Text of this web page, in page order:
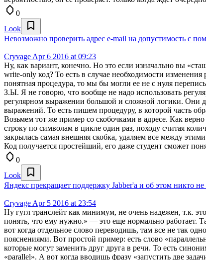
0
Look
Невозможно проверить адрес e-mail на допустимость с
Cryvage Apr 6 2016 at 09:23
Ну, как вариант, конечно. Но это если изначально вы
write-only код? То есть в случае необходимости
понятная процедура, то мы бы могли ее не с нуля
З.Ы. Я не говорю, что вообще не надо использовать
регулярном выражении большой и сложной логики. Они
выражений. То есть пишем процедуру, в которой часть
Возьмем тот же пример со скобочками в адресе. Как
строку по символам в цикле один раз, походу считая
закрылась самая внешняя скобка, удаляем все между
Код получается простейший, его даже студент сможет
0
Look
Яндекс прекращает поддержку Jabber'a и об этом никто не
Cryvage Apr 5 2016 at 23:54
Ну гугл транслейт как минимум, не очень надежен, т.к.
понять, что ему нужно.» — это еще нормально работает.
вот когда отдельное слово переводишь, там все не так
пояснениями. Вот простой пример: есть слово
которые могут заменить друг друга в речи. То есть
«parallel». А вот когда вводишь фразу «запустить две